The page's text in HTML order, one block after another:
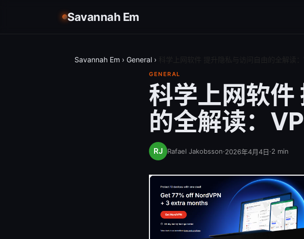
Savannah Em
Savannah Em › General ›
GENERAL
科学上网软件
的全解读：
Rafael Jakobsson·2026年4月4日·2 min